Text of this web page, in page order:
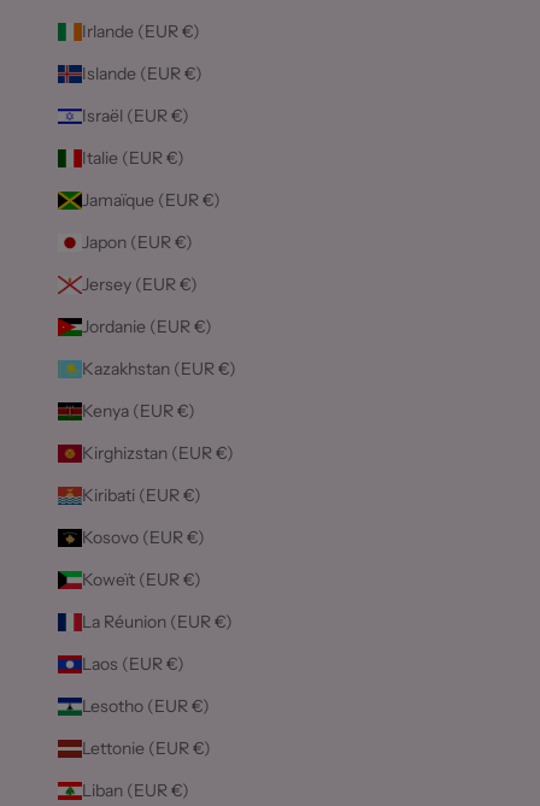
Irlande (EUR €)
Islande (EUR €)
Israël (EUR €)
Italie (EUR €)
Jamaïque (EUR €)
Japon (EUR €)
Jersey (EUR €)
Jordanie (EUR €)
Kazakhstan (EUR €)
Kenya (EUR €)
Kirghizstan (EUR €)
Kiribati (EUR €)
Kosovo (EUR €)
Koweït (EUR €)
La Réunion (EUR €)
Laos (EUR €)
Lesotho (EUR €)
Lettonie (EUR €)
Liban (EUR €)